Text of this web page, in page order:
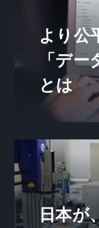
より公
「デ
とは
日本が